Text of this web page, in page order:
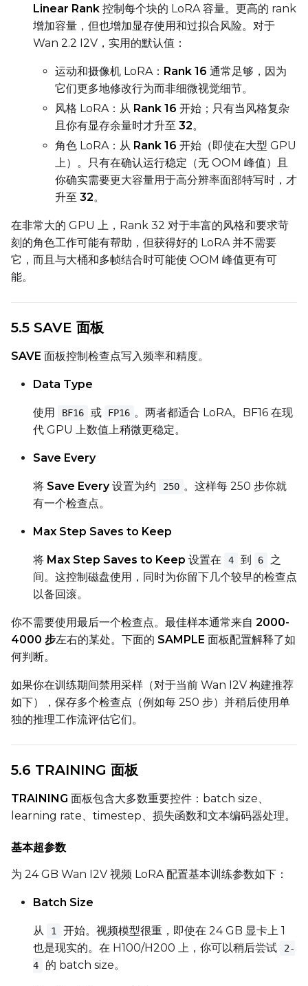
Linear Rank 控制每个块的 LoRA 容量。更高的 rank
增加容量，但也增加显存使用和过拟合风险。对于
Wan 2.2 I2V，实用的默认值：
运动和摄像机 LoRA： Rank 16 通常足够，因为
它们更多地修改行为而非细微视觉细节。
风格 LoRA：从 Rank 16 开始；只有当风格复杂
且你有显存余量时才升至 32。
角色 LoRA：从 Rank 16 开始（即使在大型 GPU
上）。只有在确认运行稳定（无 OOM 峰值）且
你确实需要更大容量用于高分辨率面部特写时，才
升至 32。
在非常大的 GPU 上，Rank 32 对于丰富的风格和要求苛
刻的角色工作可能有帮助，但获得好的 LoRA 并不需要
它，而且与大桶和多帧结合时可能使 OOM 峰值更有可
能。
5.5 SAVE 面板
SAVE 面板控制检查点写入频率和精度。
Data Type
使用 BF16 或 FP16 。两者都适合 LoRA。BF16 在现
代 GPU 上数值上稍微更稳定。
Save Every
将 Save Every设置为约 250 。这样每 250 步你就
有一个检查点。
Max Step Saves to Keep
将 Max Step Saves to Keep 设置在 4 到 6
之
间。这控制磁盘使用，同时为你留下几个较早的检查点
以备回滚。
你不需要使用最后一个检查点。最佳样本通常来自 2000-
4000 步左右的某处。下面的 SAMPLE 面板配置解释了如
何判断。
如果你在训练期间禁用采样（对于当前 Wan I2V 构建推荐
如下），保存多个检查点（例如每 250 步）并稍后使用单
独的推理工作流评估它们。
5.6 TRAINING 面板
TRAINING 面板包含大多数重要控件：batch size、
learning rate、timestep、损失函数和文本编码器处理。
基本超参数
为 24 GB Wan I2V 视频 LoRA 配置基本训练参数如下：
Batch Size
从 1
开始。视频模型很重，即使在 24 GB 显卡上 1
也是现实的。在 H100/H200 上，你可以稍后尝试
2-
4
的 batch size。